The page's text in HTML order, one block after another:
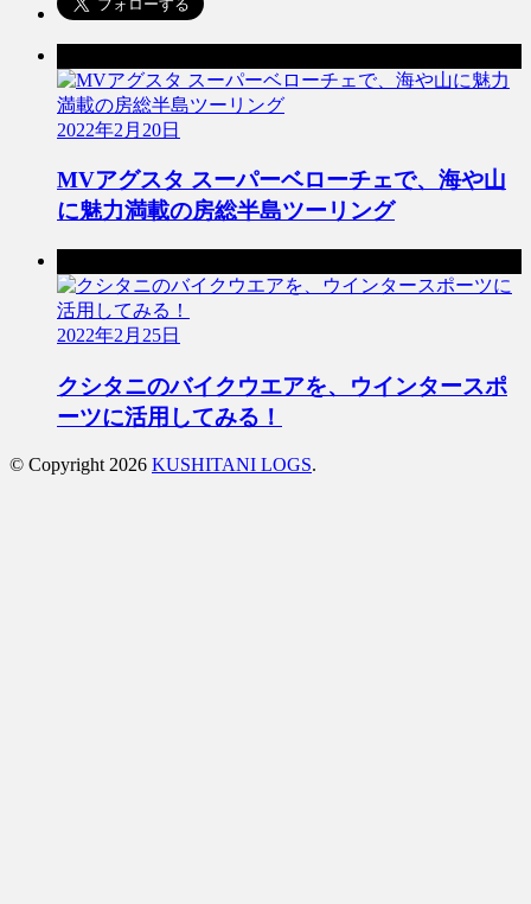
2022年2月20日
MVアグスタ スーパーベローチェで、海や山
に魅力満載の房総半島ツーリング
2022年2月25日
クシタニのバイクウエアを、ウインタースポ
ーツに活用してみる！
© Copyright 2026 KUSHITANI LOGS.